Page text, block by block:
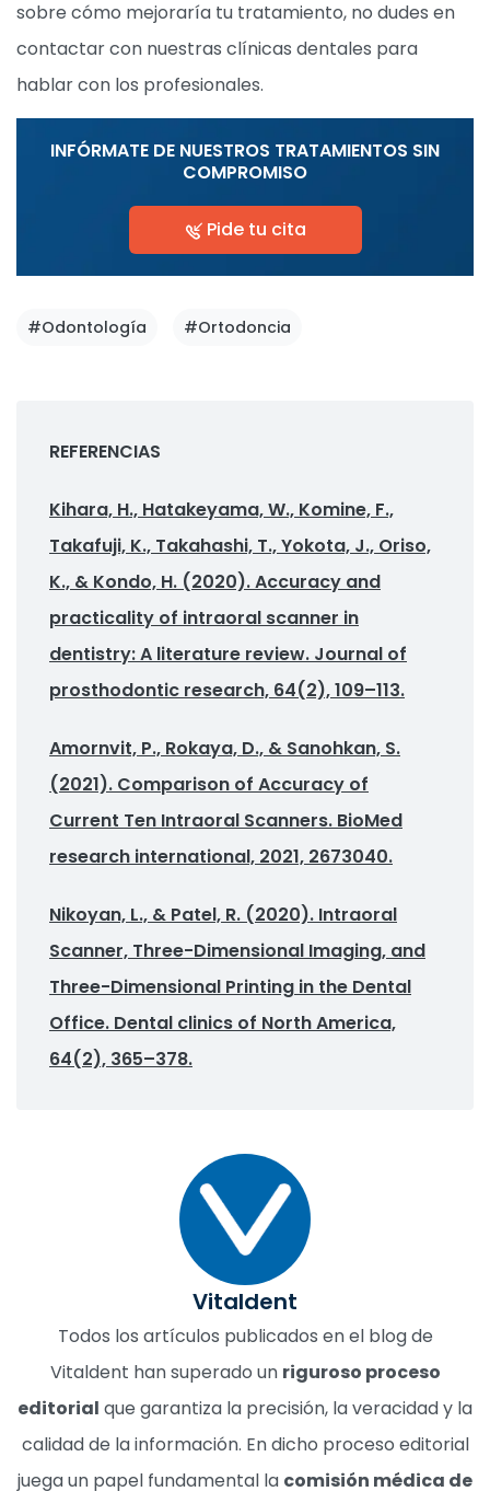
sobre cómo mejoraría tu tratamiento, no dudes en
contactar con nuestras clínicas dentales para
hablar con los profesionales.
INFÓRMATE DE NUESTROS TRATAMIENTOS SIN
COMPROMISO
Pide tu cita
#Odontología #Ortodoncia
REFERENCIAS
Kihara, H., Hatakeyama, W., Komine, F.,
Takafuji, K., Takahashi, T., Yokota, J., Oriso,
K., & Kondo, H. (2020). Accuracy and
practicality of intraoral scanner in
dentistry: A literature review. Journal of
prosthodontic research, 64(2), 109–113.
Amornvit, P., Rokaya, D., & Sanohkan, S.
(2021). Comparison of Accuracy of
Current Ten Intraoral Scanners. BioMed
research international, 2021, 2673040.
Nikoyan, L., & Patel, R. (2020). Intraoral
Scanner, Three-Dimensional Imaging, and
Three-Dimensional Printing in the Dental
Office. Dental clinics of North America,
64(2), 365–378.
Vitaldent
Todos los artículos publicados en el blog de
Vitaldent han superado un riguroso proceso
editorial que garantiza la precisión, la veracidad y la
calidad de la información. En dicho proceso editorial
juega un papel fundamental la comisión médica de